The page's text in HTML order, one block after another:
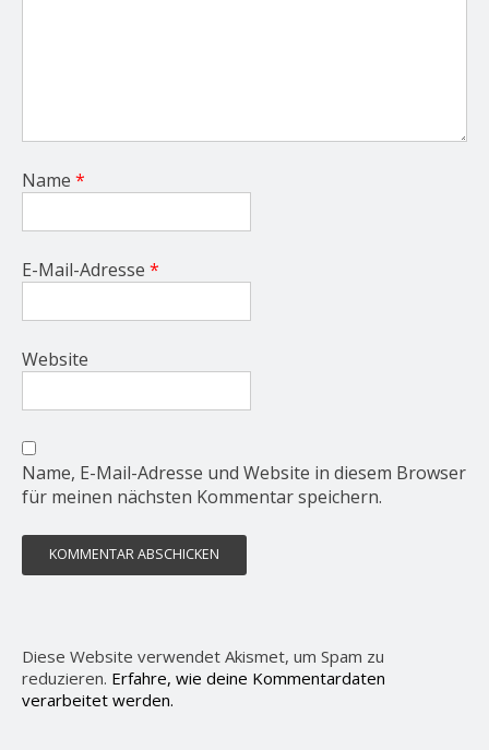
Name *
E-Mail-Adresse *
Website
Name, E-Mail-Adresse und Website in diesem Browser
für meinen nächsten Kommentar speichern.
Diese Website verwendet Akismet, um Spam zu
reduzieren. Erfahre, wie deine Kommentardaten
verarbeitet werden.